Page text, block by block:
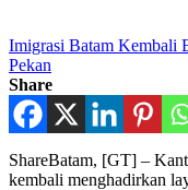
Imigrasi Batam Kembali
Pekan
Share
ShareBatam, [GT] –
kembali menghadirkan